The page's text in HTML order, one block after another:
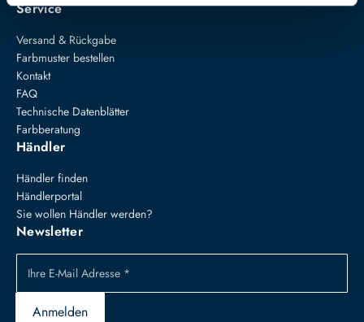
Service
Versand & Rückgabe
Farbmuster bestellen
Kontakt
FAQ
Technische Datenblätter
Farbberatung
Händler
Händler finden
Händlerportal
Sie wollen Händler werden?
Newsletter
Ihre E-Mail Adresse *
Anmelden